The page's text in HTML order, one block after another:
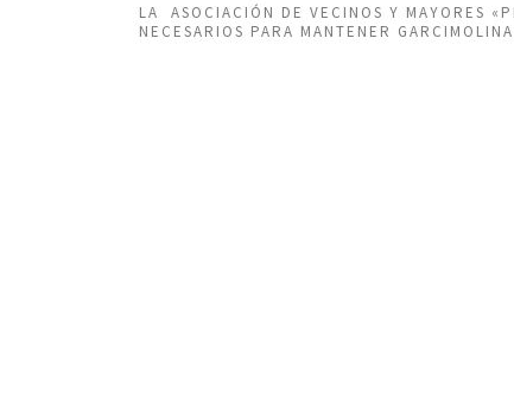
LA ASOCIACIÓN DE VECINOS Y MAYORES
NECESARIOS PARA MANTENER